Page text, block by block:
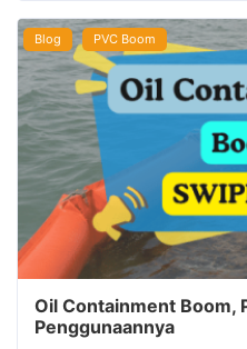
Blog PVC Boom
Oil Containment Boom,
Penggunaannya